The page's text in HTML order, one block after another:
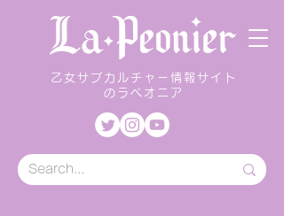
乙女サブカルチャー情報サイト
のラペオニア